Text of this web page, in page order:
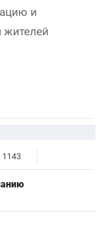
и
жителей
1143